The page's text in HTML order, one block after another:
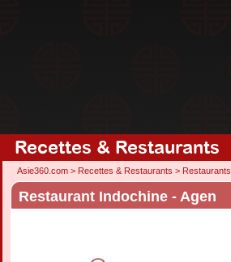
Recettes & Restaurants
Asie360.com > Recettes & Restaurants > Restaurants
Restaurant Indochine - Agen